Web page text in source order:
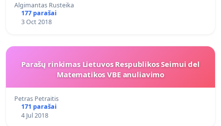
Algimantas Rusteika
177 parašai
3 Oct 2018
Parašų rinkimas Lietuvos Respublikos Seimui del
Matematikos VBE anuliavimo
Petras Petraitis
171 parašai
4 Jul 2018